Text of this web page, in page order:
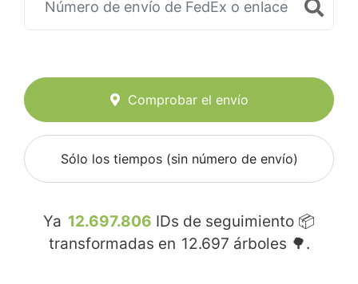
Comprobar el envío
Sólo los tiempos (sin número de envío)
Ya 12.697.806 IDs de seguimiento 📦
transformadas en 12.697 árboles 🌳.